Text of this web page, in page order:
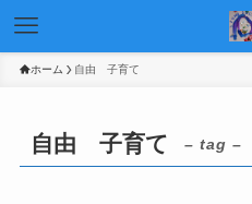
ホーム 自由 子育て
自由 子育て – tag –